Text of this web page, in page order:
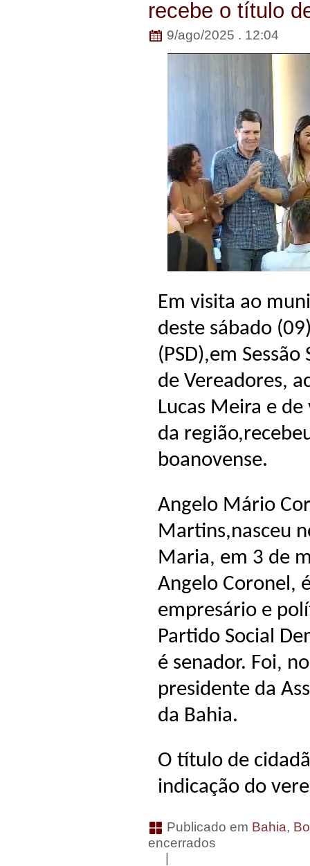
recebe o título
9/ago/2025 . 12:04
Em visita ao
deste sábado
(PSD),em
de Vereadores,
Lucas Meira e
da
boanovense.
Angelo Mário
Martins,nasceu
Maria, em 3 de
Angelo Coronel,
empresário e
Partido Social
é senador. Foi,
presidente da
da Bahia.
O título de
indicação do
Publicado em Bahia,
encerrados
|